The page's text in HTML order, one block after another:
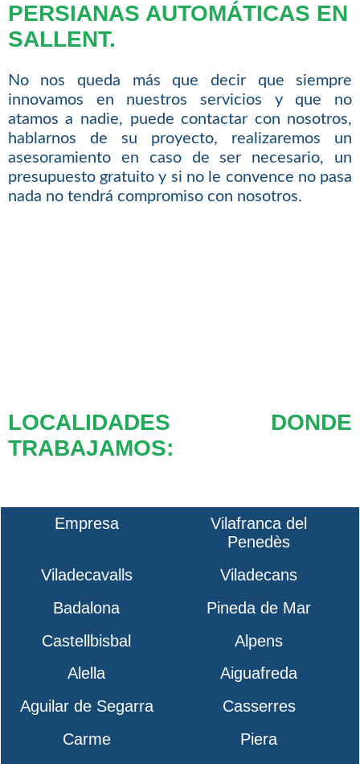
PERSIANAS AUTOMÁTICAS EN
SALLENT.
No nos queda más que decir que siempre
innovamos en nuestros servicios y que no
atamos a nadie, puede contactar con nosotros,
hablarnos de su proyecto, realizaremos un
asesoramiento en caso de ser necesario, un
presupuesto gratuito y si no le convence no pasa
nada no tendrá compromiso con nosotros.
LOCALIDADES DONDE
TRABAJAMOS:
Empresa
Vilafranca del
Penedès
Viladecavalls
Viladecans
Badalona
Pineda de Mar
Castellbisbal
Alpens
Alella
Aiguafreda
Aguilar de Segarra
Casserres
Carme
Piera